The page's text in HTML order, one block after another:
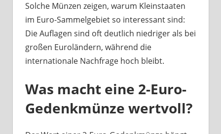
Solche Münzen zeigen, warum Kleinstaaten
im Euro-Sammelgebiet so interessant sind:
Die Auflagen sind oft deutlich niedriger als bei
großen Euroländern, während die
internationale Nachfrage hoch bleibt.
Was macht eine 2-Euro-
Gedenkmünze wertvoll?